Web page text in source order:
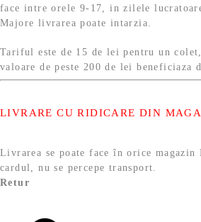
face intre orele 9-17, in zilele
Majore livrarea poate intarzia.
Tariful este de 15 de lei pentru un
valoare de peste 200 de lei beneficiaza
LIVRARE CU RIDICARE DIN
Livrarea se poate face în orice magazin
cardul, nu se percepe transport.
Retur